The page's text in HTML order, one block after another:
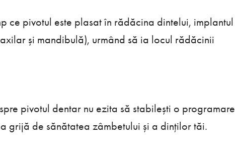
ce pivotul este plasat în rădăcina dintelui, implantul
și mandibulă), urmând să ia locul rădăcinii
pivotul dentar nu ezita să stabilești o programare
grijă de sănătatea zâmbetului și a dinților tăi.